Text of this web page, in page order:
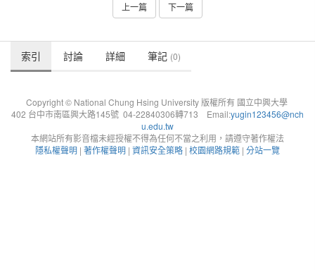
上一篇 下一篇
索引 討論 詳細 筆記 (0)
Copyright © National Chung Hsing University 版權所有 國立中興大學
402 台中市南區興大路145號 04-22840306轉713 Email:yugin123456@nch
u.edu.tw
本網站所有影音檔未經授權不得為任何不當之利用，請遵守著作權法
隱私權聲明 | 著作權聲明 | 資訊安全策略 | 校園網路規範 | 分站一覽